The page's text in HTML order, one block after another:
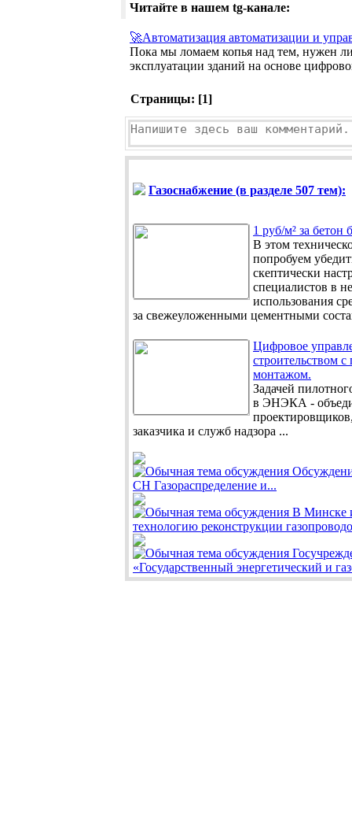
Читайте в нашем tg-канале:
🚀Автоматизация автоматизации и
Пока мы ломаем копья над тем, нужен
эксплуатации зданий на основе
Страницы: [1]
Газоснабжение (в разделе 507 тем):
1 руб/м² за бетон
В этом
попробуем
скептически
специалистов в
использования
за свежеуложенными цементными
Цифровое
строительством
монтажом.
Задачей
в ЭНЭКА -
заказчика и служб надзора ...
СН Газораспределение и...
В Минске
технологию реконструкции
«Государственный энергетический и